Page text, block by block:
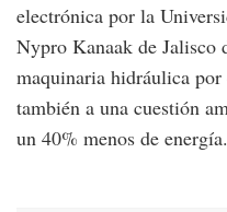
electrónica por la
Nypro Kanaak de Jalisco
maquinaria hidráulica
también a una cuestión
un 40% menos de energía.